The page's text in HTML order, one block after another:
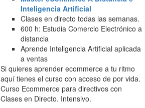
Inteligencia Artificial
Clases en directo todas las semanas.
600 h: Estudia Comercio Electrónico a
distancia
Aprende Inteligencia Artificial aplicada
a ventas
Si quieres aprender ecommerce a tu ritmo
aquí tienes el curso con acceso de por vida.
Curso Ecommerce para directivos con
Clases en Directo. Intensivo.